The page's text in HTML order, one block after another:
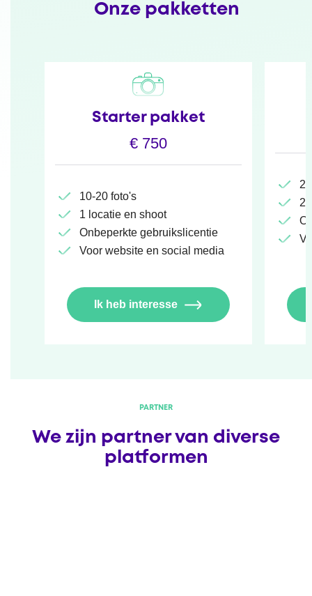
Onze pakketten
Starter pakket
€ 750
10-20 foto's
1 locatie en shoot
Onbeperkte gebruikslicentie
Voor website en social media
Ik heb interesse
2
PARTNER
We zijn partner van diverse
platformen